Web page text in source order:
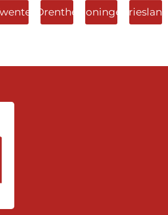
Drenthe Groningen